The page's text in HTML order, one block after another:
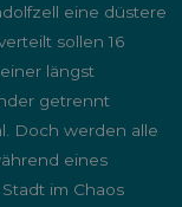
eine düstere
sollen 16
längst
getrennt
Doch werden alle
eines
im Chaos